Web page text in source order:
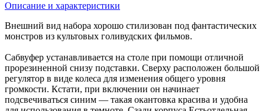
Описание и характеристики
Внешний вид набора хорошо стилизован под фантастических
монстров из культовых голивудских фильмов.
Сабвуфер устанавливается на столе при помощи отличной
прорезиненной снизу подставки. Сверху расположен большой
регулятор в виде колеса для изменения общего уровня
громкости. Кстати, при включении он начинает
подсвечиваться синим — такая окантовка красива и удобна